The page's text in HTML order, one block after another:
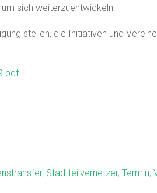
sich weiterzuentwickeln:
stellen, die Initiativen und
, Stadtteilvernetzer, Termin,